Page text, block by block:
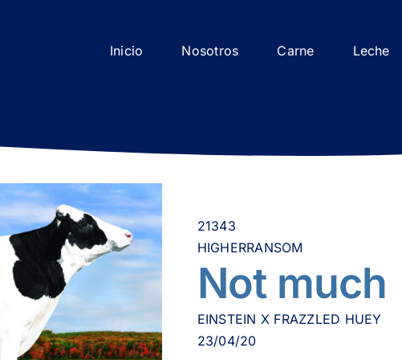
Inicio Nosotros Carne Leche
21343
HIGHERRANSOM
Not much
EINSTEIN X FRAZZLED HUEY
23/04/20